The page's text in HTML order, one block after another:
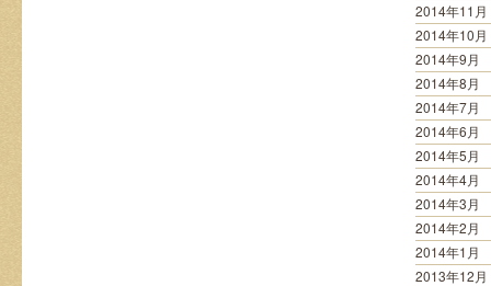
2014年11月
2014年10月
2014年9月
2014年8月
2014年7月
2014年6月
2014年5月
2014年4月
2014年3月
2014年2月
2014年1月
2013年12月